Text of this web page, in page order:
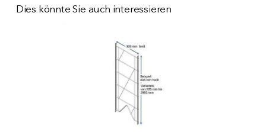
Dies könnte Sie auch interessieren